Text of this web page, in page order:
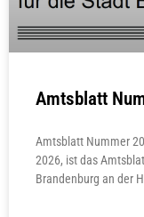
Amtsblatt
Amtsblatt Nummer
2026, ist das
Brandenburg an der